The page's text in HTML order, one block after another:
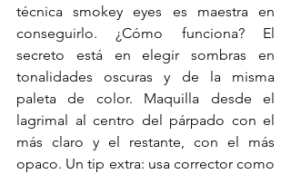
técnica smokey eyes es maestra en
conseguirlo. ¿Cómo funciona? El
secreto está en elegir sombras en
tonalidades oscuras y de la misma
paleta de color. Maquilla desde el
lagrimal al centro del párpado con el
más claro y el restante, con el más
opaco. Un tip extra: usa corrector como